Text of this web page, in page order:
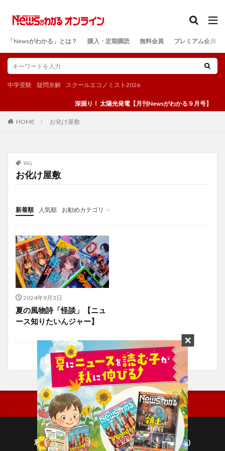
「Newsがわかる」とは？ 購入・定期購読 無料会員 プレミアム会員
中学受験 疑問氷解 スクールエコノミスト2026
深掘り！ 太陽光発電【月刊Newsがわかる９月号】
HOME お化け屋敷
TAG
お化け屋敷
新着順 人気順
お勧めカテゴリ
投稿
学び
マンガ
電子書籍
2024年9月3日
夏の風物詩「怪談」【ニュ
ース知りたいんジャー】
利用規約
プライバシーポリシー(毎日新聞出版)
検索